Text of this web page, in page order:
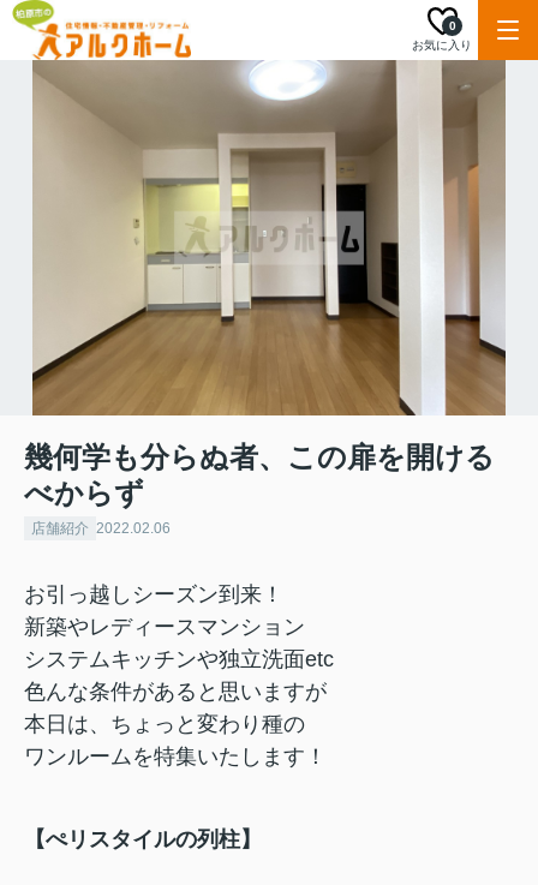
お気に入り
0
幾何学も分らぬ者、この扉を開ける
べからず
店舗紹介 2022.02.06
お引っ越しシーズン到来！
新築やレディースマンション
システムキッチンや独立洗面etc
色んな条件があると思いますが
本日は、ちょっと変わり種の
ワンルームを特集いたします！
【ぺリスタイルの列柱】